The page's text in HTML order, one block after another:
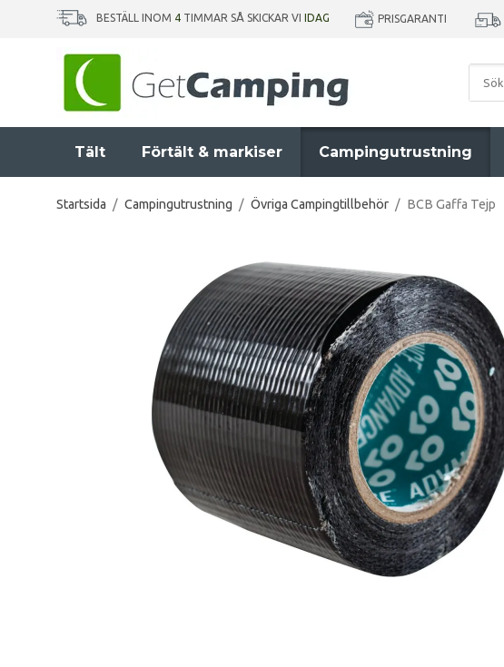
BESTÄLL INOM 4 TIMMAR SÅ SKICKAR VI IDAG PRISGARANTI
Tält Förtält & markiser Campingutrustning
Startsida / Campingutrustning / Övriga Campingtillbehör / BCB Gaffa Tejp